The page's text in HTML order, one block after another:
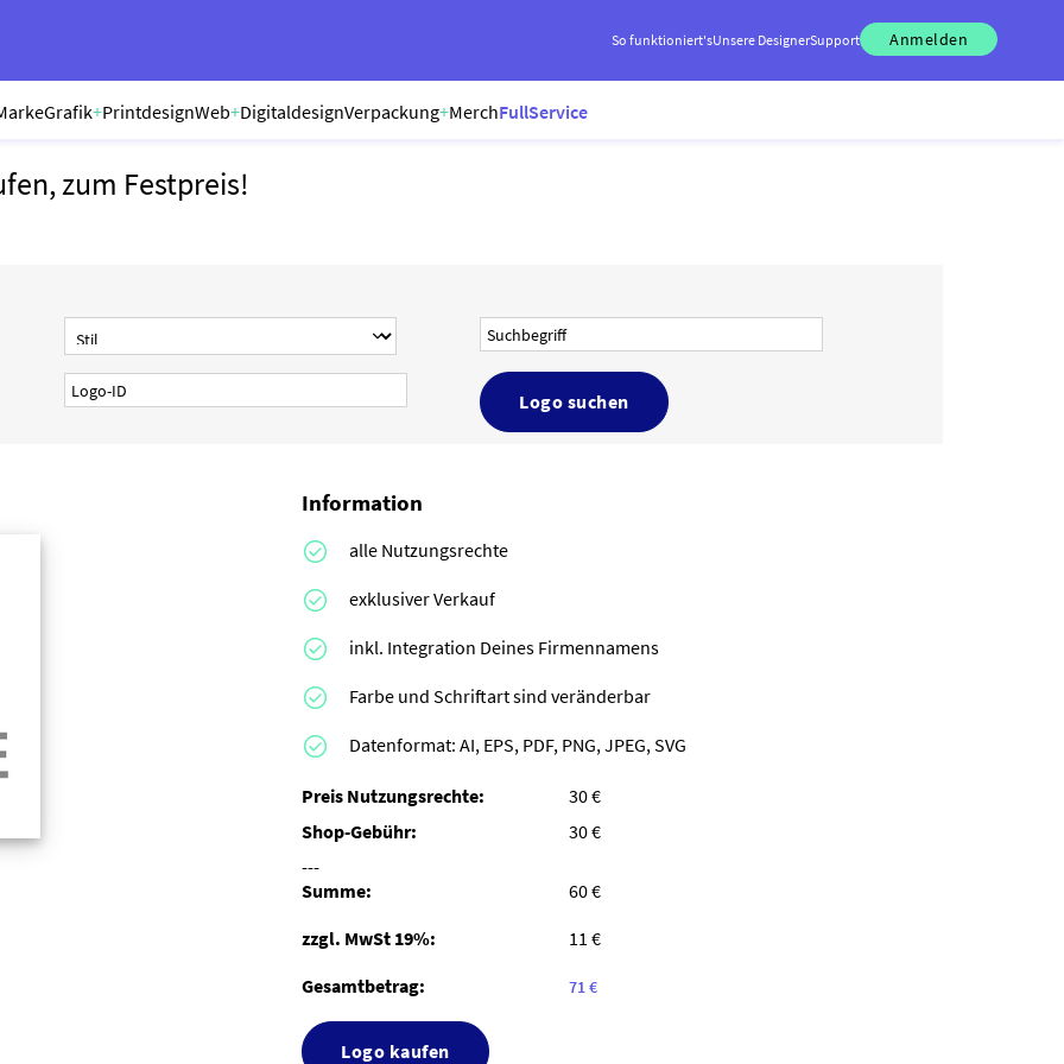
So funktioniert'sUnsere DesignerSupport Anmelden
Grafik+PrintdesignWeb+DigitaldesignVerpackung+MerchFullService
zum Festpreis!
Logo suchen
Information
alle Nutzungsrechte
exklusiver Verkauf
inkl. Integration Deines Firmennamens
Farbe und Schriftart sind veränderbar
Datenformat: AI, EPS, PDF, PNG, JPEG, SVG
Preis Nutzungsrechte:
30 €
Shop-Gebühr:
30 €
---
Summe:
60 €
zzgl. MwSt 19%:
11 €
Gesamtbetrag:
71 €
Logo kaufen